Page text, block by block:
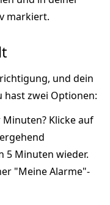
markiert.
und dein
hast zwei Optionen:
Klicke auf
5 Minuten wieder.
"Meine Alarme"-